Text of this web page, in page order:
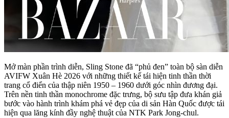
Mở màn phần trình diễn, Sling Stone đã “phủ đen” toàn bộ sàn diễn
AVIFW Xuân Hè 2026 với những thiết kế tái hiện tinh thần thời
trang cổ điển của thập niên 1950 – 1960 dưới góc nhìn đương đại.
Trên nền tinh thần monochrome đặc trưng, bộ sưu tập đưa khán giả
bước vào hành trình khám phá vẻ đẹp của di sản Hàn Quốc được tái
hiện qua lăng kính đầy nghệ thuật của NTK Park Jong-chul.